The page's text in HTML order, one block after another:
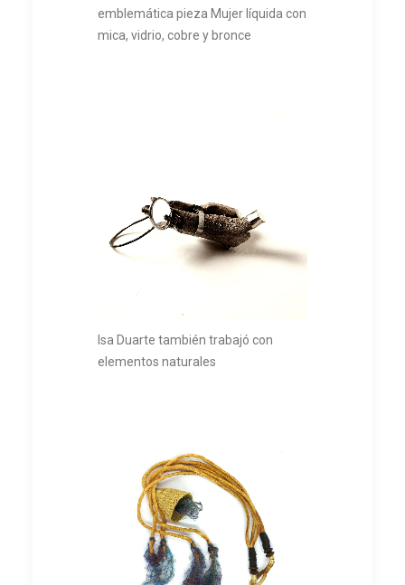
emblemática pieza Mujer líquida con
mica, vidrio, cobre y bronce
Isa Duarte también trabajó con
elementos naturales